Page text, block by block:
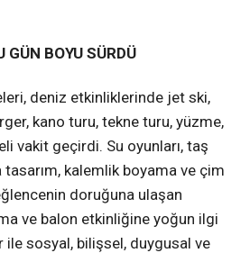
GÜN BOYU SÜRDÜ
deniz etkinliklerinde jet ski,
kano turu, tekne turu, yüzme,
vakit geçirdi. Su oyunları, taş
kalemlik boyama ve çim
doruğuna ulaşan
ve balon etkinliğine yoğun ilgi
sosyal, bilişsel, duygusal ve